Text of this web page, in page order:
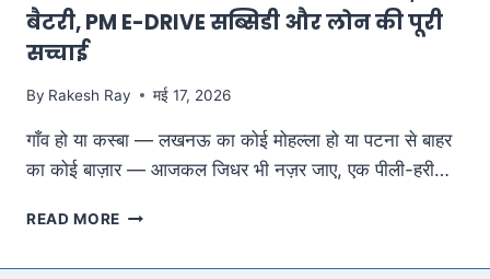
बैटरी, PM E-DRIVE सब्सिडी और लोन की पूरी
सच्चाई
By Rakesh Ray मई 17, 2026
गाँव हो या कस्बा — लखनऊ का कोई मोहल्ला हो या पटना से बाहर
का कोई बाज़ार — आजकल जिधर भी नज़र जाए, एक पीली-हरी…
READ MORE